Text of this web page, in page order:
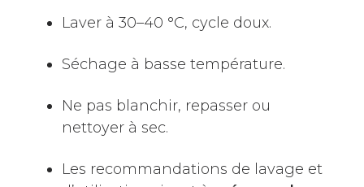
Laver à 30–40 °C, cycle doux.
Séchage à basse température.
Ne pas blanchir, repasser ou
nettoyer à sec.
Les recommandations de lavage et